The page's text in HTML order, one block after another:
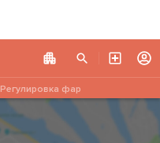
Регулировка фар